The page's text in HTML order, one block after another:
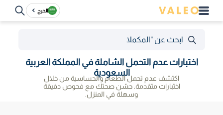
الخرج
اكتشف عدم تحمل الطعام والحساسية من خلال
اختبارات متقدمة. حسّن صحتك مع فحوص دقيقة
وسهلة في المنزل.
اختبارات عدم التحمل الشاملة في المملكة العربية
السعودية